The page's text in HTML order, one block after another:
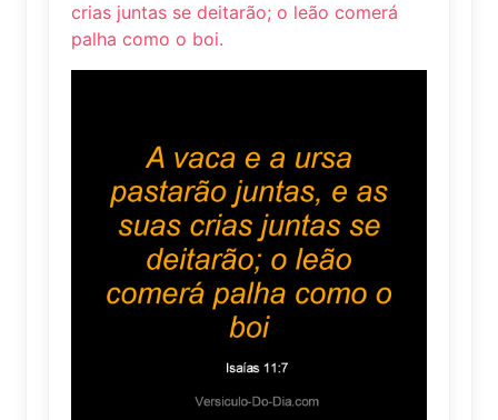
crias juntas se deitarão; o leão comerá
palha como o boi.